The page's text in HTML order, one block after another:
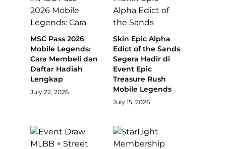
MSC Pass 2026
Mobile Legends:
Cara Membeli dan
Daftar Hadiah
Lengkap
July 22, 2026
Skin Epic Alpha
Edict of the Sands
Segera Hadir di
Event Epic
Treasure Rush
Mobile Legends
July 15, 2026